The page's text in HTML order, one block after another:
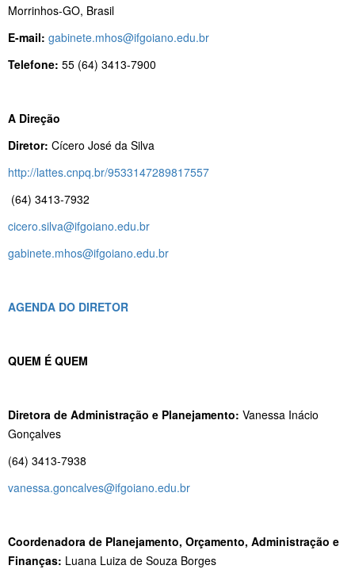
Morrinhos-GO, Brasil
E-mail: gabinete.mhos@ifgoiano.edu.br
Telefone: 55 (64) 3413-7900
A Direção
Diretor: Cícero José da Silva
http://lattes.cnpq.br/9533147289817557
(64) 3413-7932
cicero.silva@ifgoiano.edu.br
gabinete.mhos@ifgoiano.edu.br
AGENDA DO DIRETOR
QUEM É QUEM
Diretora de Administração e Planejamento: Vanessa Inácio
Gonçalves
(64) 3413-7938
vanessa.goncalves@ifgoiano.edu.br
Coordenadora de Planejamento, Orçamento, Administração e
Finanças: Luana Luiza de Souza Borges